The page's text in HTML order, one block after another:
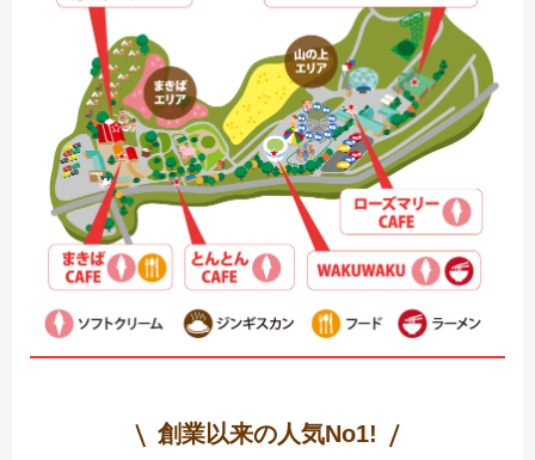
創業以来の人気No1!